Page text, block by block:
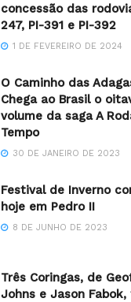
concessão das
247, PI-391 e PI-392
1 DE FEVEREIRO DE 2024
O Caminho das
Chega ao Brasil o
volume da saga A
Tempo
30 DE JANEIRO DE 2023
Festival de Inverno
hoje em Pedro II
8 DE JUNHO DE 2023
Três Coringas, de
Johns e Jason Fabok,